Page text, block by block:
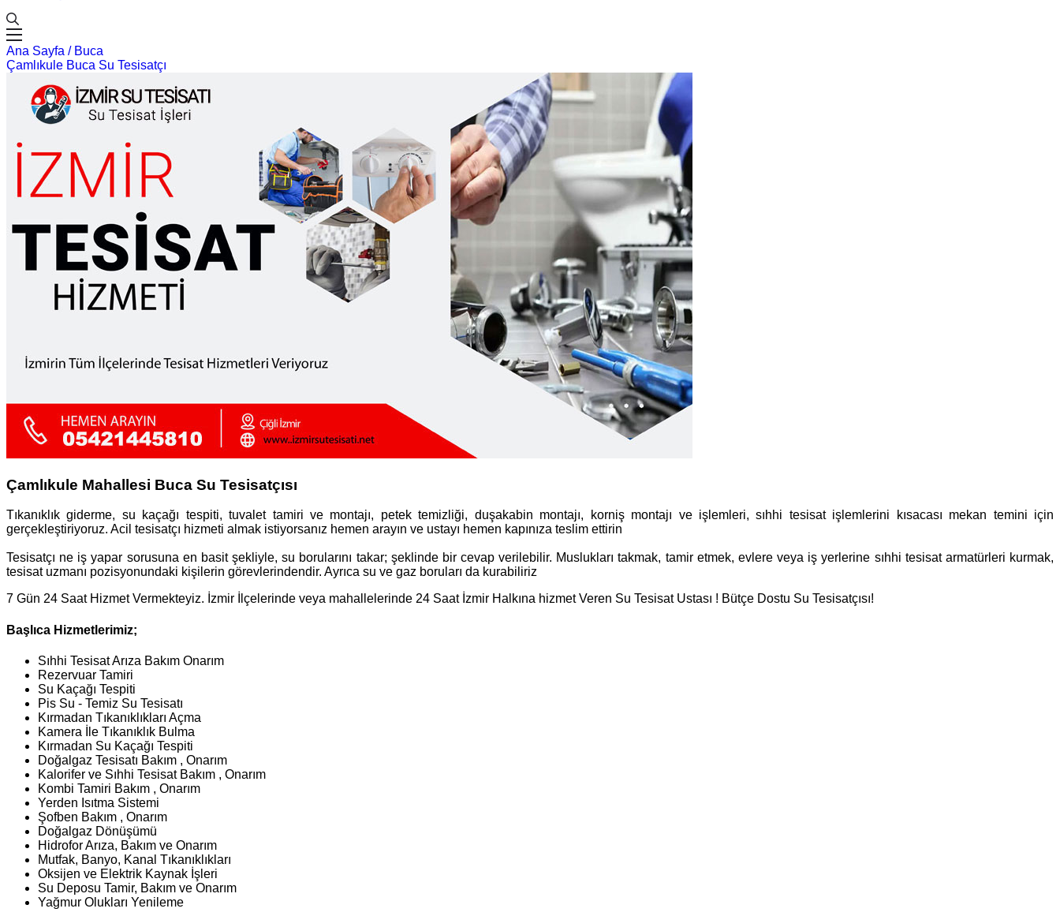
Ana Sayfa / Buca
Çamlıkule Buca Su Tesisatçı
Çamlıkule Mahallesi Buca Su Tesisatçısı
Tıkanıklık giderme, su kaçağı tespiti, tuvalet tamiri ve montajı, petek temizliği, duşakabin montajı, korniş montajı ve işlemleri, sıhhi tesisat işlemlerini kısacası mekan temini için
gerçekleştiriyoruz. Acil tesisatçı hizmeti almak istiyorsanız hemen arayın ve ustayı hemen kapınıza teslim ettirin
Tesisatçı ne iş yapar sorusuna en basit şekliyle, su borularını takar; şeklinde bir cevap verilebilir. Muslukları takmak, tamir etmek, evlere veya iş yerlerine sıhhi tesisat armatürleri kurmak,
tesisat uzmanı pozisyonundaki kişilerin görevlerindendir. Ayrıca su ve gaz boruları da kurabiliriz
7 Gün 24 Saat Hizmet Vermekteyiz. İzmir İlçelerinde veya mahallelerinde 24 Saat İzmir Halkına hizmet Veren Su Tesisat Ustası ! Bütçe Dostu Su Tesisatçısı!
Başlıca Hizmetlerimiz;
Sıhhi Tesisat Arıza Bakım Onarım
Rezervuar Tamiri
Su Kaçağı Tespiti
Pis Su - Temiz Su Tesisatı
Kırmadan Tıkanıklıkları Açma
Kamera İle Tıkanıklık Bulma
Kırmadan Su Kaçağı Tespiti
Doğalgaz Tesisatı Bakım , Onarım
Kalorifer ve Sıhhi Tesisat Bakım , Onarım
Kombi Tamiri Bakım , Onarım
Yerden Isıtma Sistemi
Şofben Bakım , Onarım
Doğalgaz Dönüşümü
Hidrofor Arıza, Bakım ve Onarım
Mutfak, Banyo, Kanal Tıkanıklıkları
Oksijen ve Elektrik Kaynak İşleri
Su Deposu Tamir, Bakım ve Onarım
Yağmur Olukları Yenileme